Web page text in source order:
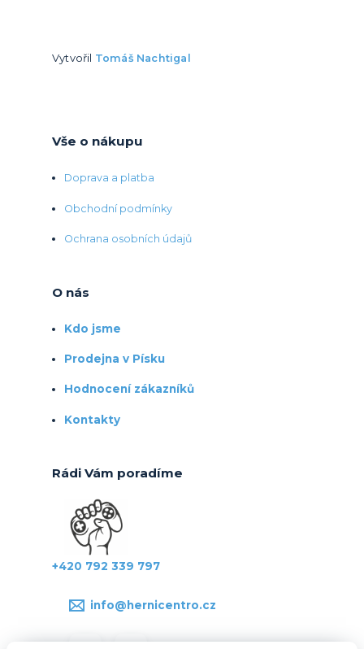
Vytvořil Tomáš Nachtigal
Vše o nákupu
Doprava a platba
Obchodní podmínky
Ochrana osobních údajů
O nás
Kdo jsme
Prodejna v Písku
Hodnocení zákazníků
Kontakty
Rádi Vám poradíme
+420 792 339 797
info@hernicentro.cz